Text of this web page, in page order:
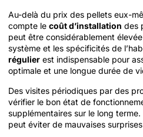
Au-delà du prix des pellets eux-
compte le coût d’installation des
peut être considérablement
système et les spécificités de
régulier est indispensable pour
optimale et une longue durée de
Des visites périodiques par des
vérifier le bon état de
supplémentaires sur le long
peut éviter de mauvaises